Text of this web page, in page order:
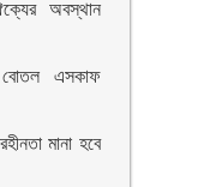
অবস্থান
বোতল এসকাফ
মানা হবে